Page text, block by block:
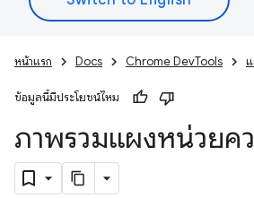
หน้าแรก Docs Chrome DevTools
ข้อมูลนี้มีประโยชน์ไหม
ภาพรวมแผงหน่วยค